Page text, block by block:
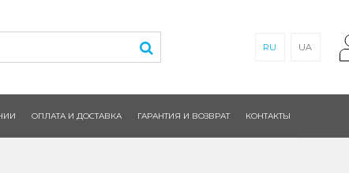
RU UA
ОПЛАТА И ДОСТАВКА ГАРАНТИЯ И ВОЗВРАТ КОНТАКТЫ